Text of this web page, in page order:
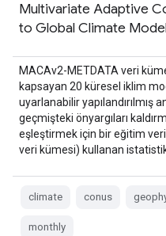
Multivariate Adaptive
to Global Climate
MACAv2-METDATA veri
kapsayan 20 küresel iklim
uyarlanabilir yapılandırılmış
geçmişteki önyargıları
eşleştirmek için bir eğitim
veri kümesi) kullanan
climate conus
monthly